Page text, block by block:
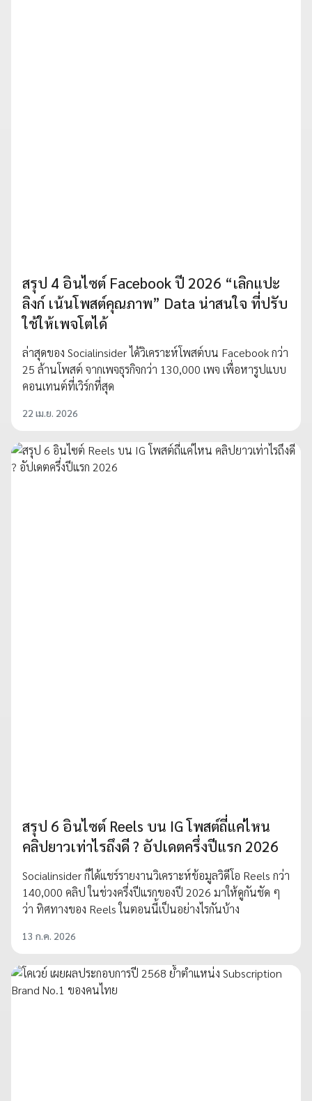
สรุป 4 อินไซต์ Facebook ปี 2026 “เลิกแปะ
ลิงก์ เน้นโพสต์คุณภาพ” Data น่าสนใจ ที่ปรับ
ใช้ให้เพจโตได้
ล่าสุดของ Socialinsider ได้วิเคราะห์โพสต์บน Facebook กว่า
25 ล้านโพสต์ จากเพจธุรกิจกว่า 130,000 เพจ เพื่อหารูปแบบ
คอนเทนต์ที่เวิร์กที่สุด
22 เม.ย. 2026
สรุป 6 อินไซต์ Reels บน IG โพสต์ถี่แค่ไหน
คลิปยาวเท่าไรถึงดี ? อัปเดตครึ่งปีแรก 2026
Socialinsider ก็ได้แชร์รายงานวิเคราะห์ข้อมูลวิดีโอ Reels กว่า
140,000 คลิป ในช่วงครึ่งปีแรกของปี 2026 มาให้ดูกันชัด ๆ
ว่า ทิศทางของ Reels ในตอนนี้เป็นอย่างไรกันบ้าง
13 ก.ค. 2026